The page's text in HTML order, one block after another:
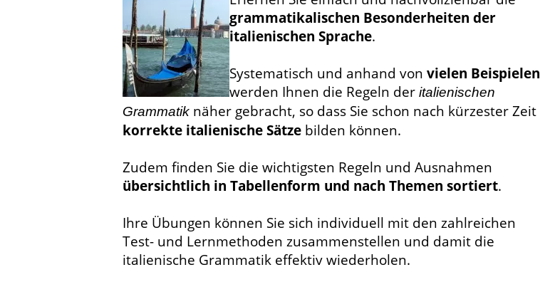
grammatikalischen Besonderheiten der
italienischen Sprache.
Systematisch und anhand von vielen Beispielen
werden Ihnen die Regeln der italienischen
Grammatik näher gebracht, so dass Sie schon nach kürzester Zeit
korrekte italienische Sätze bilden können.
Zudem finden Sie die wichtigsten Regeln und Ausnahmen
übersichtlich in Tabellenform und nach Themen sortiert.
Ihre Übungen können Sie sich individuell mit den zahlreichen
Test- und Lernmethoden zusammenstellen und damit die
italienische Grammatik effektiv wiederholen.